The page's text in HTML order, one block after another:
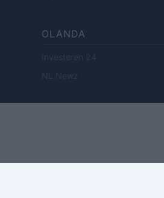
OLANDA
Investeren 24
NL Newz